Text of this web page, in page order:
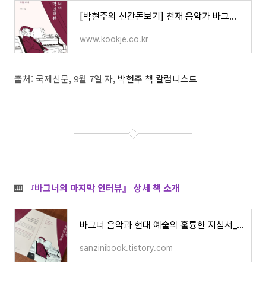
[박현주의 신간돋보기] 천재 음악가 바그너와의 대화 外
www.kookje.co.kr
출처: 국제신문, 9월 7일 자, 박현주 책 칼럼니스트
🎹 『바그너의 마지막 인터뷰』 상세 책 소개
바그너 음악과 현대 예술의 훌륭한 지침서_『바그너의 마지막 인터뷰』:: 책 소개
sanzinibook.tistory.com